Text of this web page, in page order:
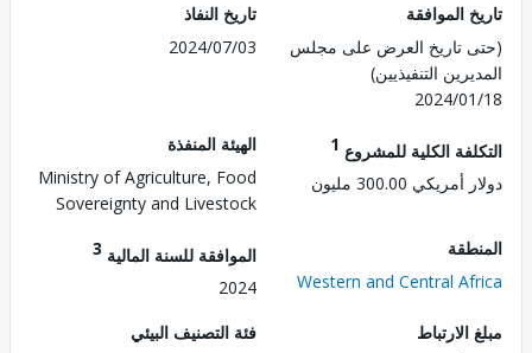
الموافقة
تاريخ العرض على مجلس
التنفيذيين)
2024/
تاريخ النفاذ
2024/07/03
الكلية للمشروع1
300.00 مليون
الهيئة المنفذة
Ministry of Agriculture, Food
Sovereignty and Livestock
Western and Central
الموافقة للسنة المالية3
2024
فئة التصنيف البيئي